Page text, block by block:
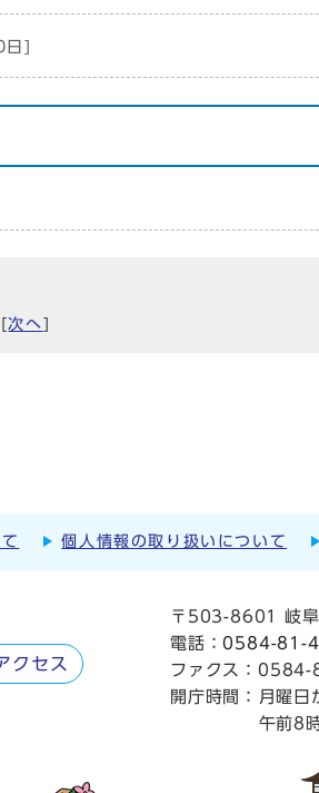
]
次へ
個人情報の取り扱いについて
クセス
〒503-8601 岐阜
電話：0584-81-
ファクス：
開庁時間： 月曜日
午前8